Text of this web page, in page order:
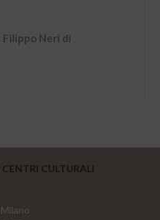
Neri di
CULTURALI